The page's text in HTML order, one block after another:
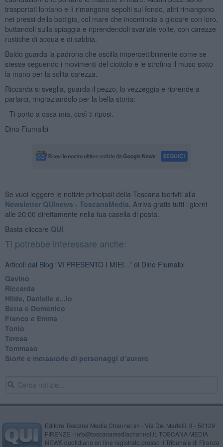
trasportati lontano e lì rimangono sepolti sul fondo, altri rimangono
nei pressi della battigia, col mare che incomincia a giocare con loro,
buttandoli sulla spiaggia e riprendendoli svariate volte, con carezze
rustiche di acqua e di sabbia.
Baldo guarda la padrona che oscilla impercettibilmente come se
stesse seguendo i movimenti del ciottolo e le strofina il muso sotto
la mano per la solita carezza.
Riccarda si sveglia, guarda il pezzo, lo vezzeggia e riprende a
parlarci, ringraziandolo per la bella storia:
- Ti porto a casa mia, così ti riposi.
Dino Fiumalbi
Se vuoi leggere le notizie principali della Toscana iscriviti alla
Newsletter QUInews - ToscanaMedia. Arriva gratis tutti i giorni
alle 20:00 direttamente nella tua casella di posta.
Basta cliccare QUI
Ti potrebbe interessare anche:
Articoli dal Blog “VI PRESENTO I MIEI...” di Dino Fiumalbi
Gavino
Riccarda
Hilde, Danielle e...io
Betta e Domenico
​Franco e Emma
Tonio
Teresa
Tommaso
​Storie e metastorie di personaggi d’autore
Editore Toscana Media Channel srl - Via Dei Martelli, 8 - 50129
FIRENZE - info@toscanamediachannel.it. TOSCANA MEDIA
NEWS quotidiano on line registrato presso il Tribunale di Firenze